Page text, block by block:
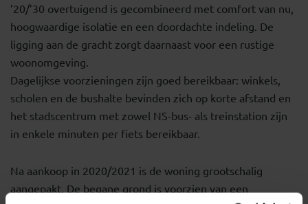
’20/’30 overtuigend is gecombineerd met comfort van nu,
hoogwaardige isolatie en een doordachte indeling. De
ligging aan de gracht zorgt daarnaast voor een rustige
woonomgeving.
Dagelijkse voorzieningen zijn goed bereikbaar: winkels,
scholen en de bushalte bevinden zich op korte afstand en
het stadscentrum met zowel NS-bus- als treinstation zijn
in enkele minuten per fiets bereikbaar.
Na aankoop in 2020/2021 is de woning grootschalig
aangepakt. De begane grond is voorzien van een